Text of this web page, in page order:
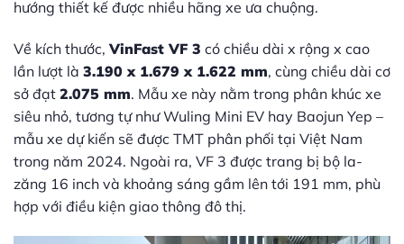
hướng thiết kế được nhiều hãng xe ưa chuộng.
Về kích thước, VinFast VF 3 có chiều dài x rộng x cao
lần lượt là 3.190 x 1.679 x 1.622 mm, cùng chiều dài cơ
sở đạt 2.075 mm. Mẫu xe này nằm trong phân khúc xe
siêu nhỏ, tương tự như Wuling Mini EV hay Baojun Yep –
mẫu xe dự kiến sẽ được TMT phân phối tại Việt Nam
trong năm 2024. Ngoài ra, VF 3 được trang bị bộ la-
zăng 16 inch và khoảng sáng gầm lên tới 191 mm, phù
hợp với điều kiện giao thông đô thị.